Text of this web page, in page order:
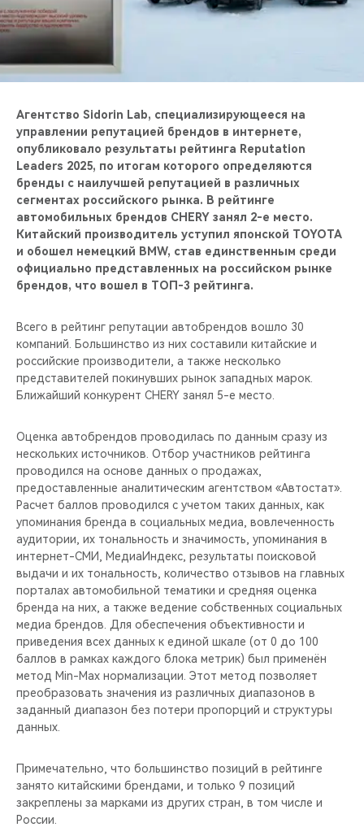
CHERY И СПОРТ
НАШИ МЕРОПРИЯТИЯ
CHERY ДЛЯ ДЕТЕЙ
Агентство Sidorin Lab, специализирующееся на
управлении репутацией брендов в интернете,
опубликовало результаты рейтинга Reputation
Leaders 2025, по итогам которого определяются
бренды с наилучшей репутацией в различных
сегментах российского рынка. В рейтинге
автомобильных брендов CHERY занял 2-е место.
Китайский производитель уступил японской TOYOTA
и обошел немецкий BMW, став единственным среди
официально представленных на российском рынке
брендов, что вошел в ТОП-3 рейтинга.
Всего в рейтинг репутации автобрендов вошло 30
компаний. Большинство из них составили китайские и
российские производители, а также несколько
представителей покинувших рынок западных марок.
Ближайший конкурент CHERY занял 5-е место.
Оценка автобрендов проводилась по данным сразу из
нескольких источников. Отбор участников рейтинга
проводился на основе данных о продажах,
предоставленные аналитическим агентством «Автостат».
Расчет баллов проводился с учетом таких данных, как
упоминания бренда в социальных медиа, вовлеченность
аудитории, их тональность и значимость, упоминания в
интернет-СМИ, МедиаИндекс, результаты поисковой
выдачи и их тональность, количество отзывов на главных
порталах автомобильной тематики и средняя оценка
бренда на них, а также ведение собственных социальных
медиа брендов. Для обеспечения объективности и
приведения всех данных к единой шкале (от 0 до 100
баллов в рамках каждого блока метрик) был применён
метод Min-Max нормализации. Этот метод позволяет
преобразовать значения из различных диапазонов в
заданный диапазон без потери пропорций и структуры
данных.
Примечательно, что большинство позиций в рейтинге
занято китайскими брендами, и только 9 позиций
закреплены за марками из других стран, в том числе и
России.